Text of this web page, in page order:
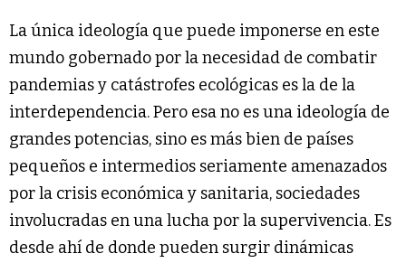
La única ideología que puede imponerse en este
mundo gobernado por la necesidad de combatir
pandemias y catástrofes ecológicas es la de la
interdependencia. Pero esa no es una ideología de
grandes potencias, sino es más bien de países
pequeños e intermedios seriamente amenazados
por la crisis económica y sanitaria, sociedades
involucradas en una lucha por la supervivencia. Es
desde ahí de donde pueden surgir dinámicas